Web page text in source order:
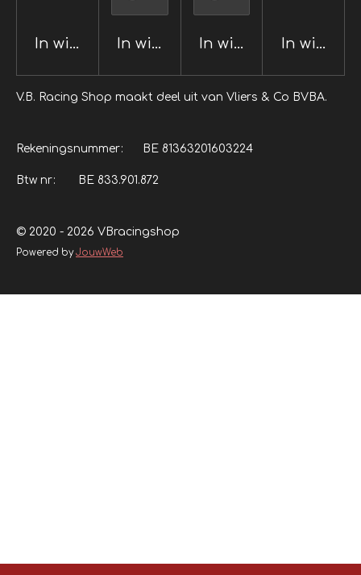
In winkelwagenIn winkelwagenIn winkelwagen
In
V.B. Racing Shop maakt deel uit van Vliers & Co BVBA.
Rekeningsnummer: BE 81363201603224
Btw nr: BE 833.901.872
© 2020 - 2026 VBracingshop
Powered byJouwWeb